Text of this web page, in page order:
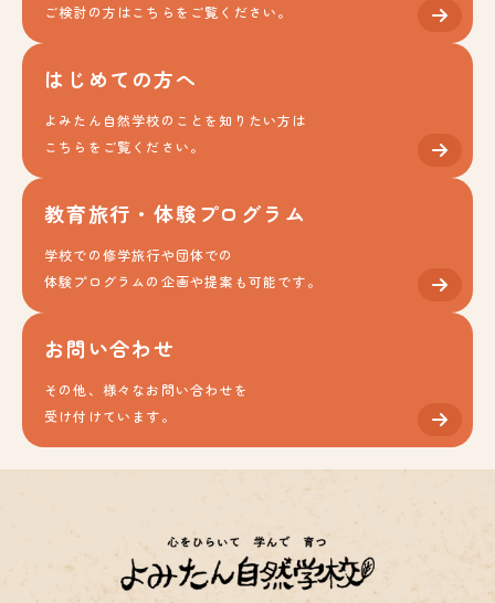
ご検討の方はこちらをご覧ください。
はじめての方へ
よみたん自然学校のことを知りたい方は
こちらをご覧ください。
教育旅行・体験プログラム
学校での修学旅行や団体での
体験プログラムの企画や提案も可能です。
お問い合わせ
その他、様々なお問い合わせを
受け付けています。